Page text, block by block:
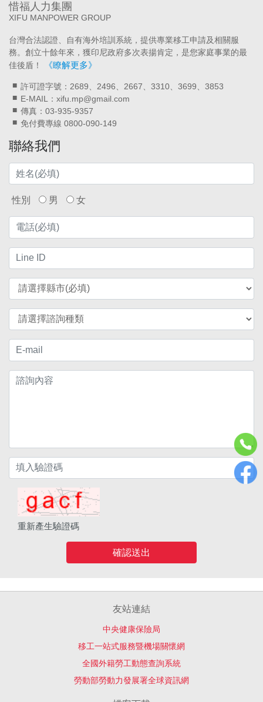
惜福人力集團
XIFU MANPOWER GROUP
台灣合法認證、自有海外培訓系統，提供專業移工申請及相關服
務。創立十餘年來，獲印尼政府多次表揚肯定，是您家庭事業的最
佳後盾！
《瞭解更多》
許可證字號：2689、2496、2667、3310、3699、3853
E-MAIL：xifu.mp@gmail.com
傳真：03-935-9357
免付費專線 0800-090-149
聯絡我們
性別 男 女
重新產生驗證碼
確認送出
友站連結
中央健康保險局
移工一站式服務暨機場關懷網
全國外籍勞工動態查詢系統
勞動部勞動力發展署全球資訊網